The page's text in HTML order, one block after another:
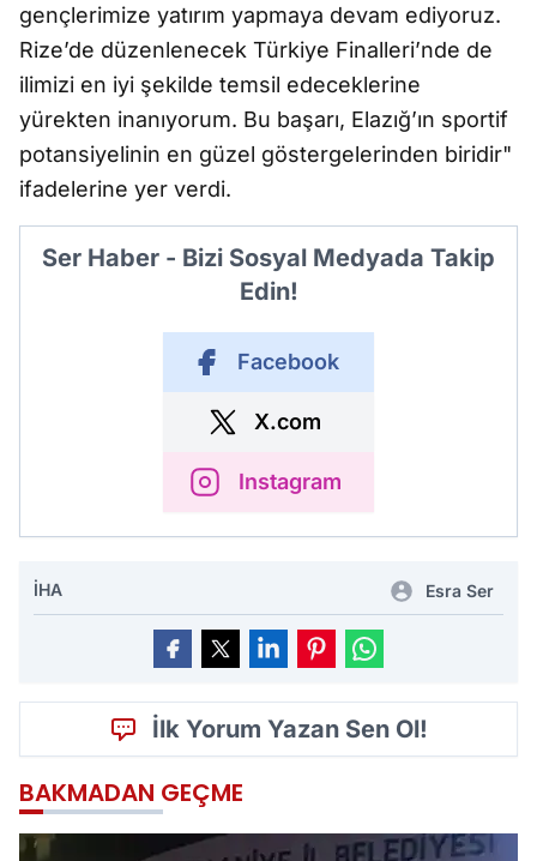
gençlerimize yatırım yapmaya devam ediyoruz.
Rize’de düzenlenecek Türkiye Finalleri’nde de
ilimizi en iyi şekilde temsil edeceklerine
yürekten inanıyorum. Bu başarı, Elazığ’ın sportif
potansiyelinin en güzel göstergelerinden biridir"
ifadelerine yer verdi.
Ser Haber - Bizi Sosyal Medyada Takip
Edin!
Facebook
X.com
Instagram
İHA Esra Ser
İlk Yorum Yazan Sen Ol!
BAKMADAN GEÇME